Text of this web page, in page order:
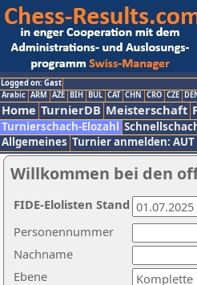
Logged on: Gast
Arabic ARM AZE BIH BUL CAT CHN CRO CZE
Home TurnierDB Meisterschaft
Turnierschach-Elozahl
Allgemeines Turnier anmelden: AUT
Willkommen bei den
Nachname
Ebene
Personennummer
FIDE-Elolisten Stand